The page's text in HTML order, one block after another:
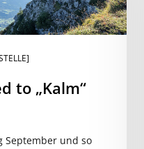
to „Kalm“
September und so